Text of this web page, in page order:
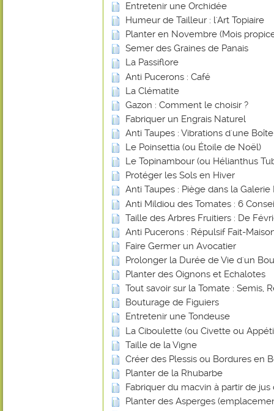
Entretenir une Orchidée
Humeur de Tailleur : l'Art Topiaire
Planter en Novembre (Mois
Semer des Graines de Panais
La Passiflore
Anti Pucerons : Café
La Clématite
Gazon : Comment le choisir ?
Fabriquer un Engrais Naturel
Anti Taupes : Vibrations d'une
Le Poinsettia (ou Étoile de Noël)
Le Topinambour (ou Hélianthus
Protéger les Sols en Hiver
Anti Taupes : Piège dans la Galerie
Anti Mildiou des Tomates : 6
Taille des Arbres Fruitiers : De
Anti Pucerons : Répulsif Fait-
Faire Germer un Avocatier
Prolonger la Durée de Vie d'un
Planter des Oignons et Echalotes
Tout savoir sur la Tomate : Semis,
Bouturage de Figuiers
Entretenir une Tondeuse
La Ciboulette (ou Civette ou
Taille de la Vigne
Créer des Plessis ou Bordures en
Planter de la Rhubarbe
Fabriquer du macvin à partir de jus
Planter des Asperges